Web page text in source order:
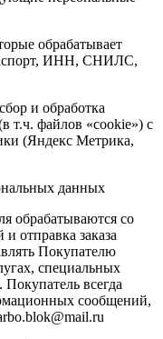
обрабатывает
ИНН, СНИЛС,
и обработка
т.ч. файлов «cookie») с
(Яндекс Метрика,
данных
обрабатываются со
отправка заказа
Покупателю
специальных
всегда
сообщений,